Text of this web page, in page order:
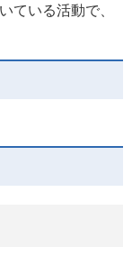
ている活動で、